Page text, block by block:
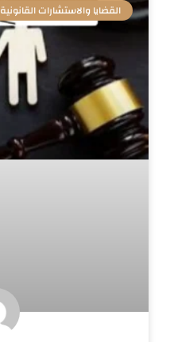
القضايا والاستشارات القانونية